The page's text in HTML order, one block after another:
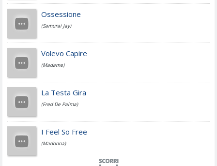
Cesare Cremonini
Jovanotti
Fedez
Simone Cristicchi
Ossessione
(Samurai Jay)
Volevo Capire
(Madame)
La Testa Gira
(Fred De Palma)
I Feel So Free
(Madonna)